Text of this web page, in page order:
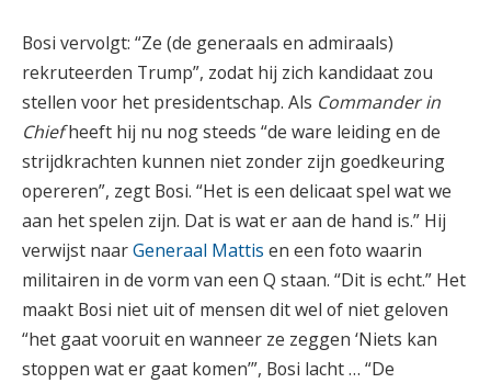
Bosi vervolgt: “Ze (de generaals en admiraals)
rekruteerden Trump”, zodat hij zich kandidaat zou
stellen voor het presidentschap. Als Commander in
Chiefheeft hij nu nog steeds “de ware leiding en de
strijdkrachten kunnen niet zonder zijn goedkeuring
opereren”, zegt Bosi. “Het is een delicaat spel wat we
aan het spelen zijn. Dat is wat er aan de hand is.” Hij
verwijst naarGeneraal Mattis en een foto waarin
militairen in de vorm van een Q staan. “Dit is echt.” Het
maakt Bosi niet uit of mensen dit wel of niet geloven
“het gaat vooruit en wanneer ze zeggen ‘Niets kan
stoppen wat er gaat komen’”, Bosi lacht … “De